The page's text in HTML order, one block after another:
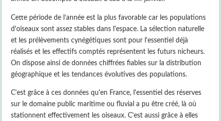
Cette période de l’année est la plus favorable car les populations
d'oiseaux sont assez stables dans l'espace. La sélection naturelle
et les prélèvements cynégétiques sont pour l'essentiel déjà
réalisés et les effectifs comptés représentent les futurs nicheurs.
On dispose ainsi de données chiffrées fiables sur la distribution
géographique et les tendances évolutives des populations.
C'est grâce à ces données qu'en France, l'essentiel des réserves
sur le domaine public maritime ou fluvial a pu être créé, là où
stationnent effectivement les oiseaux. C'est aussi grâce à elles